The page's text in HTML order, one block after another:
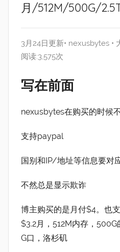
月/512M/500G/
3月24日更新• nexusbytes •
阅读:3,575次
写在前面
nexusbytes在购买的时候
支持paypal
国别和IP/地址等信息要对
不然总是显示欺诈
博主购买的是月付$4。也
$3.2月，512M内存，500G
G口，洛杉矶